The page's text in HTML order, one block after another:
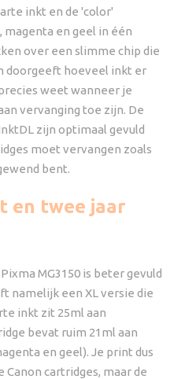
inkt en de 'color'
en geel in één
over een slimme chip die
doorgeeft hoeveel inkt er
weet wanneer je
vervanging toe zijn. De
zijn optimaal gevuld
moet vervangen zoals
bent.
en twee jaar
MG3150 is beter gevuld
namelijk een XL versie die
inkt zit 25ml aan
bevat ruim 21ml aan
en geel). Je print dus
cartridges, maar de